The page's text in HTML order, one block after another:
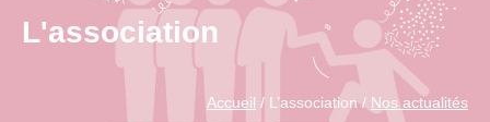
L'association
Accueil / L’association / Nos actualités